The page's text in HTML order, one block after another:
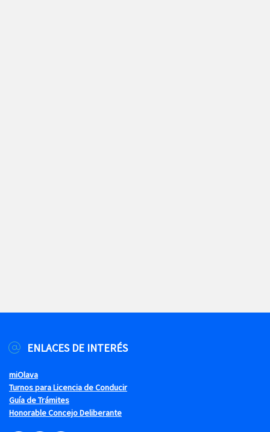
ENLACES DE INTERÉS
miOlava
Turnos para Licencia de Conducir
Guía de Trámites
Honorable Concejo Deliberante